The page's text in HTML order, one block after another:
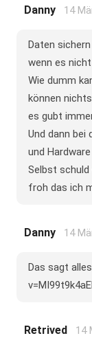
Danny 14
Daten
wenn es
Wie dumm
können
es gubt
Und dann bei
und
Selbst
froh das ich
Danny 14
Das sagt
Retrived 14